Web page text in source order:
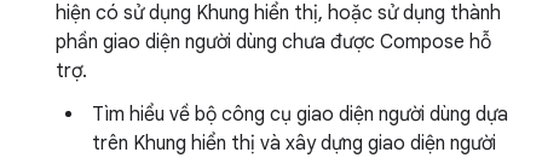
hiện có sử dụng Khung hiển thị, hoặc sử dụng thành
phần giao diện người dùng chưa được Compose hỗ
trợ.
Tìm hiểu về bộ công cụ giao diện người dùng dựa
trên Khung hiển thị và xây dựng giao diện người